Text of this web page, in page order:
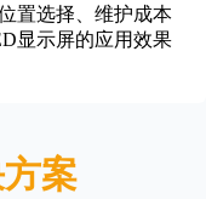
置选择、维护成本
显示屏的应用效果
案